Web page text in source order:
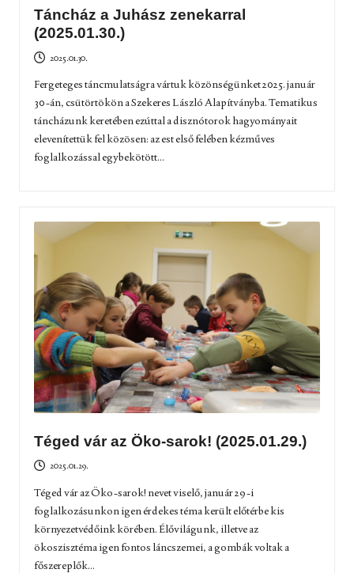
Táncház a Juhász zenekarral
(2025.01.30.)
2025.01.30.
Fergeteges táncmulatságra vártuk közönségünket 2025. január
30-án, csütörtökön a Szekeres László Alapítványba. Tematikus
táncházunk keretében ezúttal a disznótorok hagyományait
elevenítettük fel közösen: az est első felében kézműves
foglalkozással egybekötött...
Téged vár az Öko-sarok! (2025.01.29.)
2025.01.29.
Téged vár az Öko-sarok! nevet viselő, január 29-i
foglalkozásunkon igen érdekes téma került előtérbe kis
környezetvédőink körében. Élővilágunk, illetve az
ökoszisztéma igen fontos láncszemei, a gombák voltak a
főszereplők...